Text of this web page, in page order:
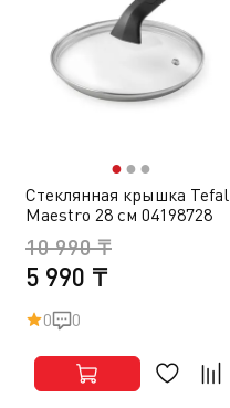
●● ●
Стеклянная крышка Tefal
Maestro 28 см 04198728
5 990 ₸
10 990 ₸
0 0